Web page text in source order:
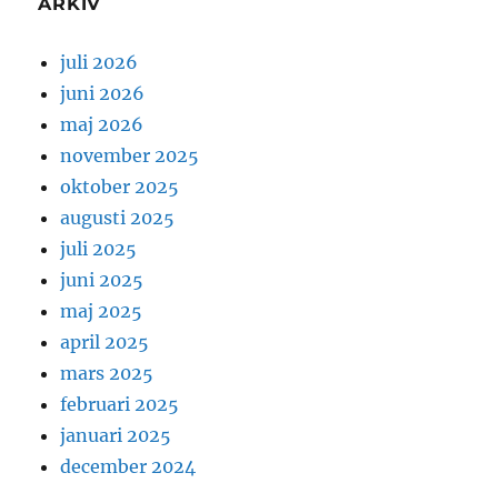
juli 2026
juni 2026
maj 2026
november 2025
oktober 2025
augusti 2025
juli 2025
juni 2025
maj 2025
april 2025
mars 2025
februari 2025
januari 2025
december 2024